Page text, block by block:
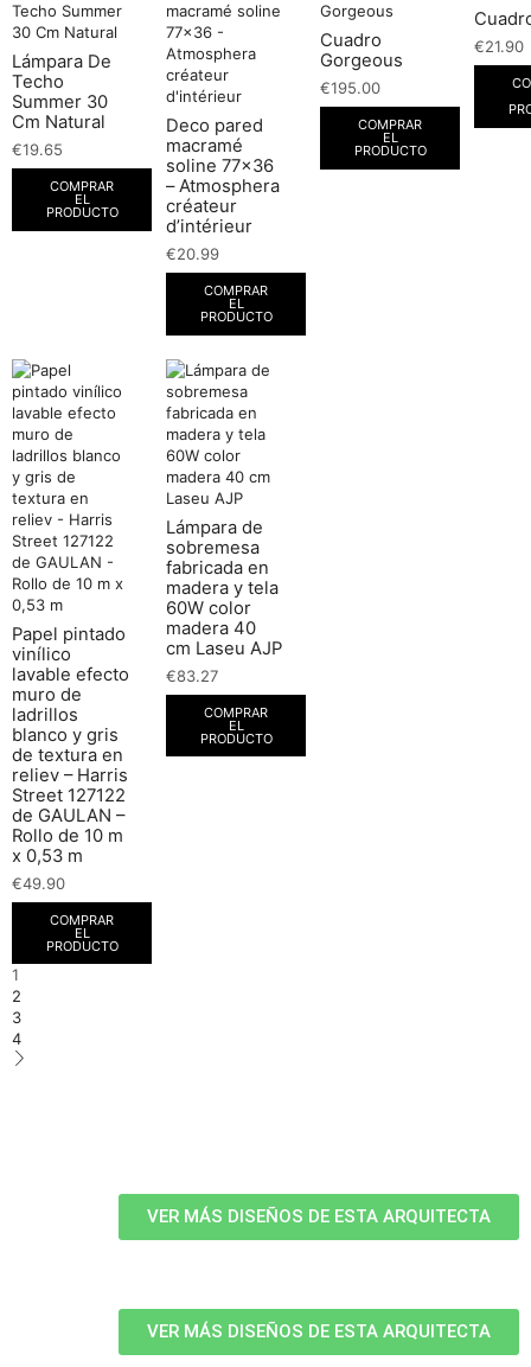
Lámpara De
Techo
Summer 30
Cm Natural
€19.65
COMPRAR
EL
PRODUCTO
Deco pared
macramé
soline 77×36
– Atmosphera
créateur
d’intérieur
€20.99
COMPRAR
EL
PRODUCTO
Cuadro
Gorgeous
€195.00
COMPRAR
EL
PRODUCTO
€21.90
Papel pintado
vinílico
lavable efecto
muro de
ladrillos
blanco y gris
de textura en
reliev – Harris
Street 127122
de GAULAN –
Rollo de 10 m
x 0,53 m
€49.90
COMPRAR
EL
PRODUCTO
Lámpara de
sobremesa
fabricada en
madera y tela
60W color
madera 40
cm Laseu AJP
€83.27
COMPRAR
EL
PRODUCTO
1
2
3
4
VER MÁS DISEÑOS DE ESTA ARQUITECTA
VER MÁS DISEÑOS DE ESTA ARQUITECTA